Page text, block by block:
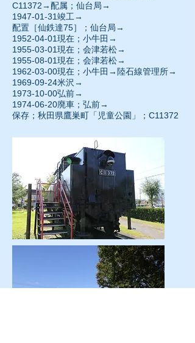
C11372→配属；仙台局→
1947-01-31竣工→
配置［仙鉄達75］；仙台局→
1952-04-01現在；小牛田→
1955-03-01現在；会津若松→
1955-08-01現在；会津若松→
1962-03-00現在；小牛田→陸石線管理所→
1969-09-24米沢→
1973-10-00弘前→
1974-06-20廃車；弘前→
保存；秋田県鷹巣町「児童公園」；C11372